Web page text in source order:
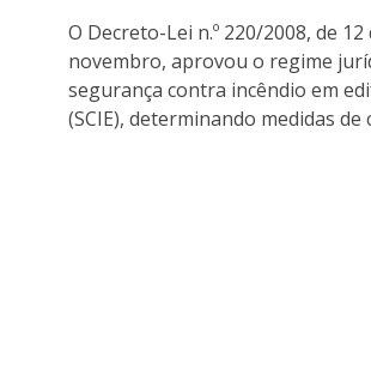
O Decreto-Lei n.º 220/2008, de 12
novembro, aprovou o regime
segurança contra incêndio em
(SCIE), determinando medidas de